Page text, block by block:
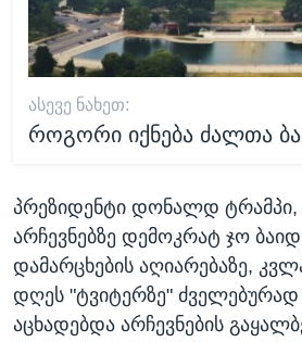
ᲐᲡᲔᲕᲔ ᲜᲐᲮᲔᲗ:
როგორი იქნება ძალთა
პრეზიდენტი დონალდ ტრამპი,
არჩევნებზე დემოკრატ ჯო
დამარცხების აღიარებაზე,
დღეს "ტვიტერზე"
აცხადებდა არჩევნების